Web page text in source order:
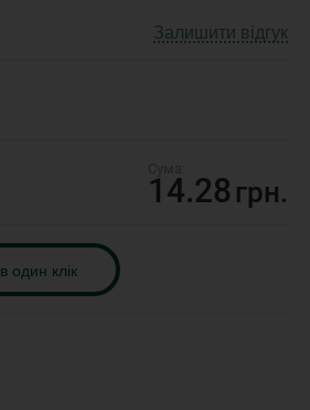
Залишити відгук
14.28 грн.
один клік